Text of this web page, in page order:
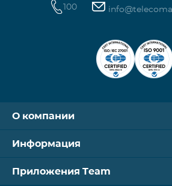
100
О компании
Информация
Приложения Team